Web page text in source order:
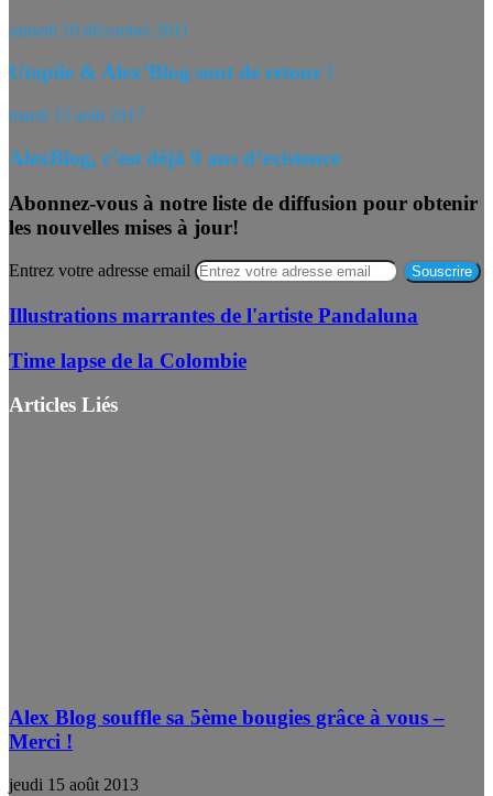
samedi 10 décembre 2011
Utopiie & Alex’Blog sont de retour !
mardi 15 août 2017
AlexBlog, c’est déjà 9 ans d’existence
Abonnez-vous à notre liste de diffusion pour obtenir
les nouvelles mises à jour!
Entrez votre adresse email
Illustrations marrantes de l'artiste Pandaluna
Time lapse de la Colombie
Articles Liés
Alex Blog souffle sa 5ème bougies grâce à vous –
Merci !
jeudi 15 août 2013